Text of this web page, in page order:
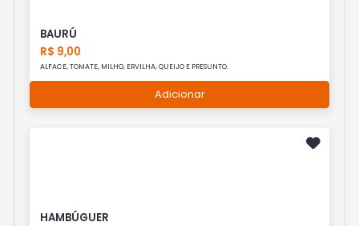
BAURÚ
R$ 9,00
ALFACE, TOMATE, MILHO, ERVILHA, QUEIJO E PRESUNTO.
Adicionar
HAMBÚGUER